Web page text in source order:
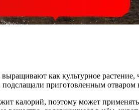
как культурное растение,
приготовленным отваром
калорий, поэтому может